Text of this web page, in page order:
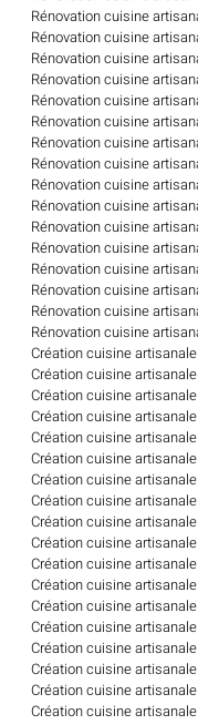
Rénovation cuisine
Rénovation cuisine
Rénovation cuisine
Rénovation cuisine
Rénovation cuisine
Rénovation cuisine
Rénovation cuisine
Rénovation cuisine
Rénovation cuisine
Rénovation cuisine
Rénovation cuisine
Rénovation cuisine
Rénovation cuisine
Rénovation cuisine
Rénovation cuisine
Rénovation cuisine
Création cuisine
Création cuisine
Création cuisine
Création cuisine
Création cuisine
Création cuisine
Création cuisine
Création cuisine
Création cuisine
Création cuisine
Création cuisine
Création cuisine
Création cuisine artisanale
Création cuisine
Création cuisine
Création cuisine
Création cuisine
Création cuisine